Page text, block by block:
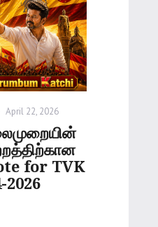
Posted
April 22, 2026
for TVK
2026